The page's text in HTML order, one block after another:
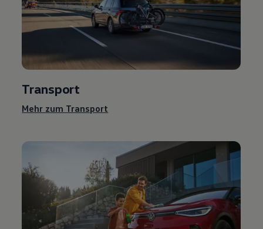
Transport
Mehr zum Transport